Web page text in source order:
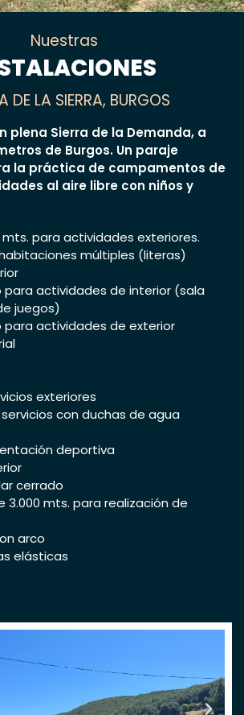
Nuestras
DE LA SIERRA, BURGOS
plena Sierra de la Demanda, a
de Burgos. Un paraje
la práctica de campamentos de
al aire libre con niños y
mts. para actividades exteriores.
múltiples (literas)
para actividades de interior (sala
juegos)
para actividades de exterior
exteriores
con duchas de agua
deportiva
cerrado
3.000 mts. para realización de
arco
elásticas